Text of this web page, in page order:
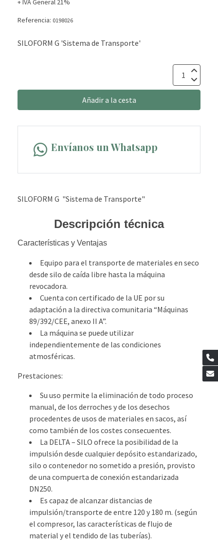
+ IVA General 21%
Referencia: 0198026
SILOFORM G 'Sistema de Transporte'
Añadir a la cesta
Envíanos un Whatsapp
SILOFORM G "Sistema de Transporte"
Descripción técnica
Características y Ventajas
Equipo para el transporte de materiales en seco
desde silo de caída libre hasta la máquina
revocadora.
Cuenta con certificado de la UE por su
adaptación a la directiva comunitaria “Máquinas
89/392/CEE, anexo II A”.
La máquina se puede utilizar
independientemente de las condiciones
atmosféricas.
Prestaciones:
Su uso permite la eliminación de todo proceso
manual, de los derroches y de los desechos
procedentes de usos de materiales en sacos, así
como también de los costes consecuentes.
La DELTA – SILO ofrece la posibilidad de la
impulsión desde cualquier depósito estandarizado,
silo o contenedor no sometido a presión, provisto
de una compuerta de conexión estandarizada
DN250.
Es capaz de alcanzar distancias de
impulsión/transporte de entre 120 y 180 m. (según
el compresor, las características de flujo de
material y el tendido de las tuberías).